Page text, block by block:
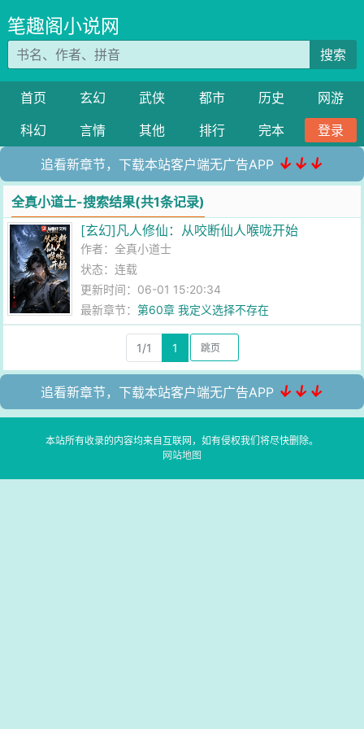
笔趣阁小说网
搜索
首页 玄幻 武侠 都市 历史
网游
科幻
言情 其他 排行 完本 登录
追看新章节，下载本站客户端无广告APP ↓↓↓
全真小道士-搜索结果(共1条记录)
[玄幻]凡人修仙：从咬断仙人喉咙开始
作者：全真小道士
状态：连载
更新时间：06-01 15:20:34
最新章节：第60章 我定义选择不存在
1/1 1
追看新章节，下载本站客户端无广告APP ↓↓↓
本站所有收录的内容均来自互联网，如有侵权我们将尽快删除。
网站地图